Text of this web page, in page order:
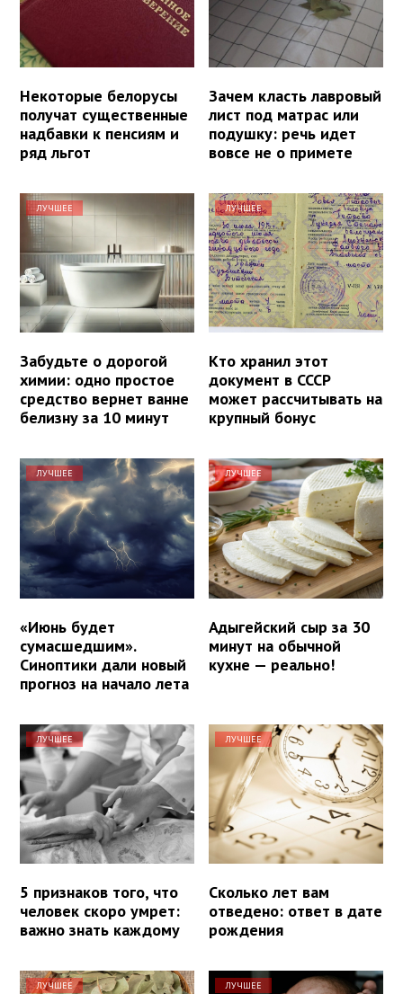
Некоторые белорусы
получат существенные
надбавки к пенсиям и
ряд льгот
Зачем класть лавровый
лист под матрас или
подушку: речь идет
вовсе не о примете
ЛУЧШЕЕ
Забудьте о дорогой
химии: одно простое
средство вернет ванне
белизну за 10 минут
ЛУЧШЕЕ
Кто хранил этот
документ в СССР
может рассчитывать на
крупный бонус
ЛУЧШЕЕ
«Июнь будет
сумасшедшим».
Синоптики дали новый
прогноз на начало лета
ЛУЧШЕЕ
Адыгейский сыр за 30
минут на обычной
кухне — реально!
ЛУЧШЕЕ
5 признаков того, что
человек скоро умрет:
важно знать каждому
ЛУЧШЕЕ
Сколько лет вам
отведено: ответ в дате
рождения
ЛУЧШЕЕ ЛУЧШЕЕ